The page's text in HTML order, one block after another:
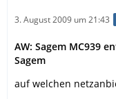
3. August 2009 um 21:43
AW: Sagem MC939
Sagem
auf welchen